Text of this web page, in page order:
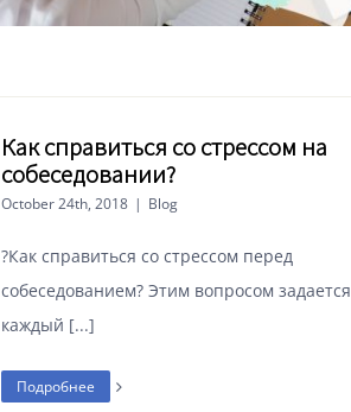
Как справиться со стрессом на
собеседовании?
October 24th, 2018 | Blog
?Как справиться со стрессом перед
собеседованием? Этим вопросом задается
каждый [...]
Подробнее